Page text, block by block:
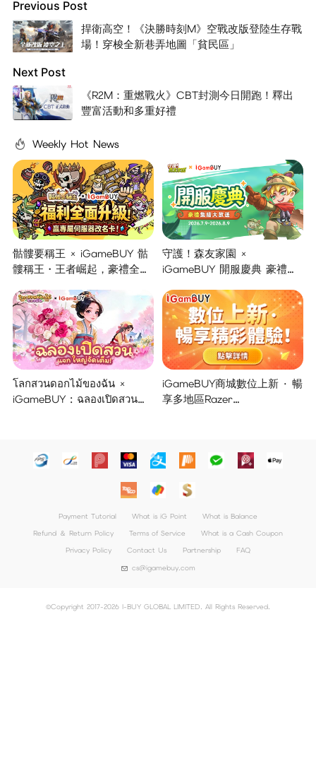
Previous Post
捍衛高空！《決勝時刻M》空戰改版登陸生存戰
場！穿梭全新巷弄地圖「貧民區」
Next Post
《R2M：重燃戰火》CBT封測今日開跑！釋出
豐富活動和多重好禮
Weekly Hot News
骷髏要稱王 × iGameBUY 骷
髏稱王・王者崛起，豪禮全面
守護！森友家園 ×
iGameBUY 開服慶典 豪禮集
โลกสวนดอกไม้ของฉัน ×
iGameBUY : ฉลองเปิดสวน
iGameBUY商城數位上新 · 暢
享多地區Razer
Payment Tutorial What is iG Point
What is Balance
Refund ＆ Return Policy
Terms of Service
What is a Cash Coupon
Privacy Policy
Contact Us Partnership
FAQ
cs@igamebuy.com
©Copyright 2017-2026 I-BUY GLOBAL LIMITED. All Rights Reserved.